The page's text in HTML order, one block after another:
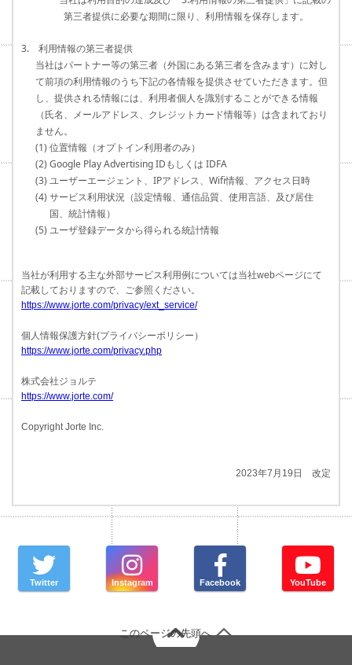
第三者提供に必要な期間に限り、利用情報を保存します。
3. 利用情報の第三者提供
当社はパートナー等の第三者（外国にある第三者を含みます）に対し
て前項の利用情報のうち下記の各情報を提供させていただきます。但
し、提供される情報には、利用者個人を識別することができる情報
（氏名、メールアドレス、クレジットカード情報等）は含まれており
ません。
(1) 位置情報（オプトイン利用者のみ）
(2) Google Play Advertising IDもしくは IDFA
(3) ユーザーエージェント、IPアドレス、Wifi情報、アクセス日時
(4) サービス利用状況（設定情報、通信品質、使用言語、及び居住
国、統計情報）
(5) ユーザ登録データから得られる統計情報
当社が利用する主な外部サービス利用例については当社webページにて
記載しておりますので、ご参照ください。
https://www.jorte.com/privacy/ext_service/
個人情報保護方針(プライバシーポリシー）
https://www.jorte.com/privacy.php
株式会社ジョルテ
https://www.jorte.com/
Copyright Jorte Inc.
2023年7月19日 改定
Twitter Instagram Facebook YouTube
このページの先頭へ